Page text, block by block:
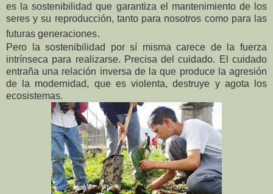
es la sostenibilidad que garantiza el mantenimiento de los
seres y su reproducción, tanto para nosotros como para las
futuras generaciones.
Pero la sostenibilidad por sí misma carece de la fuerza
intrínseca para realizarse. Precisa del cuidado. El cuidado
entraña una relación inversa de la que produce la agresión
de la modernidad, que es violenta, destruye y agota los
ecosistemas.